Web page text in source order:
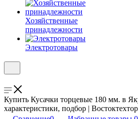
Хозяйственные
принадлежности
Электротовары
Купить Кусачки торцевые 180 мм. в
характеристики, подбор |